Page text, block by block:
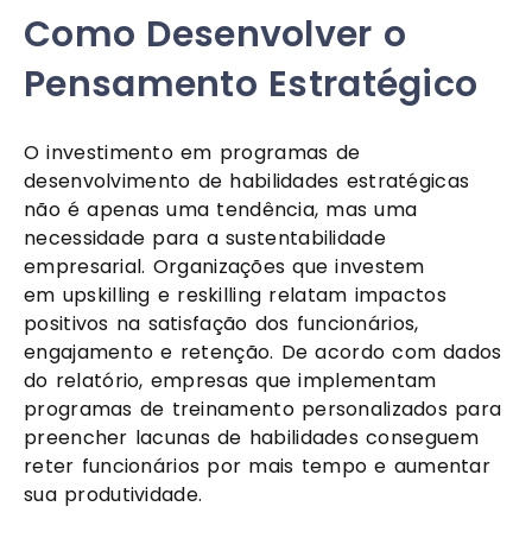
Como Desenvolver o
Pensamento Estratégico
O investimento em programas de
desenvolvimento de habilidades estratégicas
não é apenas uma tendência, mas uma
necessidade para a sustentabilidade
empresarial. Organizações que investem
em upskilling e reskilling relatam impactos
positivos na satisfação dos funcionários,
engajamento e retenção. De acordo com dados
do relatório, empresas que implementam
programas de treinamento personalizados para
preencher lacunas de habilidades conseguem
reter funcionários por mais tempo e aumentar
sua produtividade.